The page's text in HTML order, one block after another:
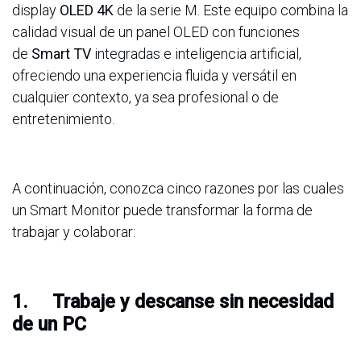
display OLED 4K de la serie M. Este equipo combina la
calidad visual de un panel OLED con funciones
de Smart TV integradas e inteligencia artificial,
ofreciendo una experiencia fluida y versátil en
cualquier contexto, ya sea profesional o de
entretenimiento.
A continuación, conozca cinco razones por las cuales
un Smart Monitor puede transformar la forma de
trabajar y colaborar:
1. Trabaje y descanse sin necesidad
de un PC